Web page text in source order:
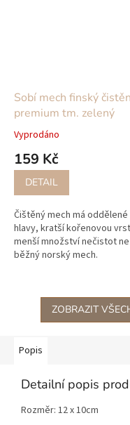
Sobí mech finský
premium tm. zelený
Vyprodáno
159 Kč
DETAIL
Čištěný mech má oddělené
hlavy, kratší kořenovou
menší množství nečistot
běžný norský mech.
ZOBRAZIT
Popis
Detailní popis
Rozměr: 12 x 10cm